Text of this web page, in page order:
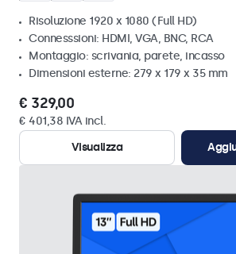
Risoluzione 1920 x 1080 (Full HD)
Connesssioni: HDMI, VGA, BNC, RCA
Montaggio: scrivania, parete, incasso
Dimensioni esterne: 279 x 179 x 35 mm
€ 329,00
€ 401,38 IVA incl.
Visualizza